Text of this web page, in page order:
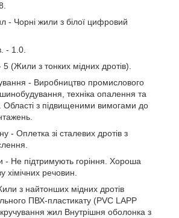
- Чорні жили з білої цифровий
- 1.0.
5 (Жили з тонких мідних дротів).
- Виробництво промислового
техніка опалення та
Області з підвищеними вимогами до
- Оплетка зі сталевих дротів з
- Не підтримують горіння. Хороша
хімічних речовин.
з найтонших мідних дротів
ПВХ-пластикату (PVC LAPP
жил Внутрішня оболонка з